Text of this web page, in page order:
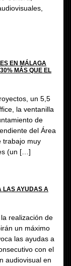
EN MÁLAGA
MÁS QUE EL
un 5,5
la ventanilla
de
del Área
trabajo muy
(un […]
LAS AYUDAS A
realización de
un máximo
las ayudas a
con el
audiovisual en